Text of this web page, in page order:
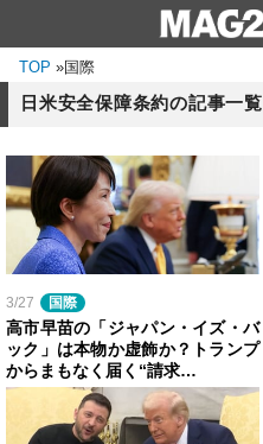
TOP »国際
日米安全保障条約の記事一覧
3/27 国際
高市早苗の「ジャパン・イズ・バ
ック」は本物か虚飾か？トランプ
からまもなく届く“請求…